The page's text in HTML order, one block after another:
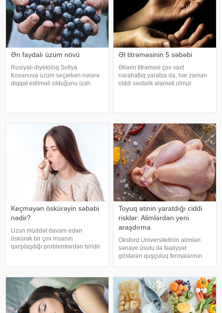
Ən faydalı üzüm növü
Rusiyalı diyetoloq Sofiya
Kovanova üzüm seçərkən nələrə
diqqət edilməli olduğunu izah
rəngdə olan üzüm sortlar
Əl titrəməsinin 5 səbəbi
Əllərin titrəməsi çox vaxt
narahatlıq yaratsa da, hər zaman
ciddi xəstəlik əlaməti olmur.
Keçməyən öskürəyin səbəbi
nədir?
Uzun müddət davam edən
öskürək bir çox insanın
qarşılaşdığı problemlərdən biridir.
hər zaman tənəffüs yolu
infeksiyası olmur
Toyuq ətinin yaratdığı ciddi
risklər: Alimlərdən yeni
araşdırma
Oksford Universitetinin alimləri
sənaye üsulu ilə fəaliyyət
göstərən quşçuluq fermalarının
biləcəyini bildiriblər. xəbər verir ki,
araşdırma zamanı son 45 i